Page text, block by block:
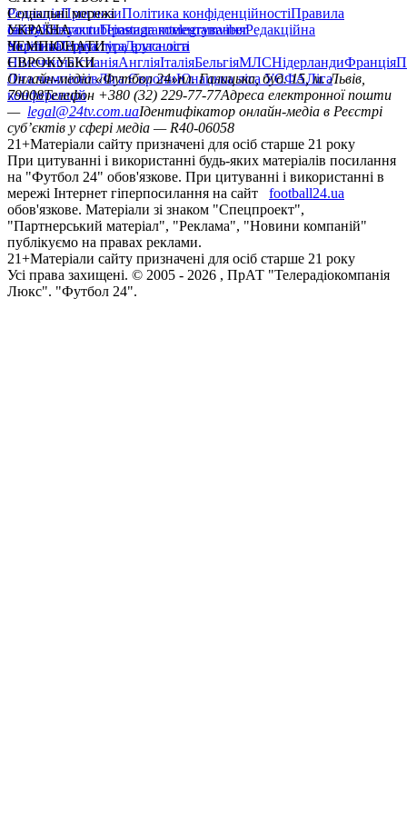
РедакціяПрогнозиПолітика конфіденційностіПравила
сайтуКонтактиПравила коментуванняРедакційна
політикаСтруктура власності
Соціальні мережі
facebookxyoutubeinstagramtelegramviber
УКРАЇНА
УкраїнаПерша лігаДруга ліга
ЧЕМПІОНАТИ
НімеччинаІспаніяАнгліяІталіяБельгіяМЛСНідерландиФранція
ЄВРОКУБКИ
Ліга чемпіонівЛіга ЄвропиЮнацька ліга УЄФАЛіга
конференцій
Онлайн-медіа «Футбол 24»пл. Галицька, буд. 15, м. Львів,
79008Телефон +380 (32) 229-77-77Адреса електронної пошти
— legal@24tv.com.uaІдентифікатор онлайн-медіа в Реєстрі
суб’єктів у сфері медіа — R40-06058
21+Матеріали сайту призначені для осіб старше 21 року
При цитуванні і використанні будь-яких матеріалів посилання
на "Футбол 24" обов'язкове. При цитуванні і використанні в
мережі Інтернет гіперпосилання на сайт
football24.ua
обов'язкове. Матеріали зі знаком "Спецпроект",
"Партнерський матеріал", "Реклама", "Новини компаній"
публікуємо на правах реклами.
21+Матеріали сайту призначені для осіб старше 21 року
Усi права захищенi. © 2005 - 2026 , ПрАТ "Телерадіокомпанія
Люкс". "Футбол 24".